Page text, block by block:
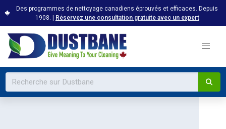
Des programmes de nettoyage canadiens éprouvés et efficaces. Depuis
1908. | Réservez une consultation gratuite avec un expert